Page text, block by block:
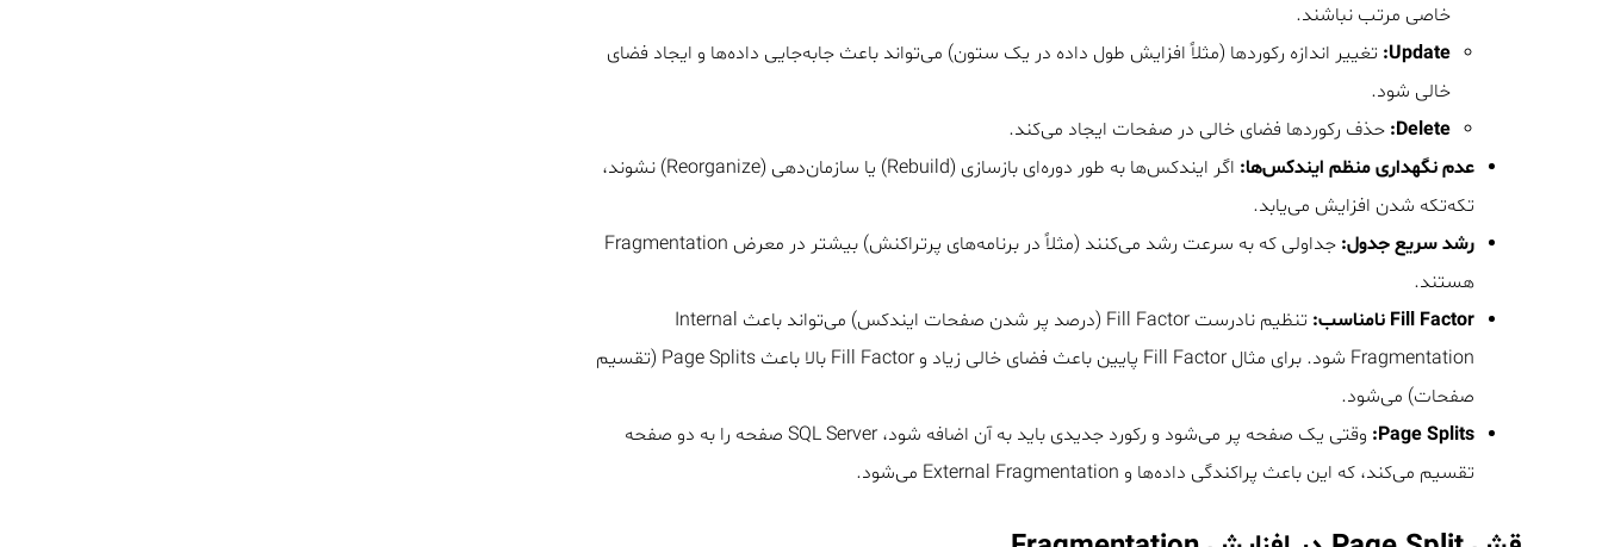
خاصی مرتب نباشند.
Update: تغییر اندازه رکوردها (مثلاً افزایش طول داده در یک ستون) می‌تواند باعث جابه‌جایی داده‌ها و ایجاد فضای
خالی شود.
Delete: حذف رکوردها فضای خالی در صفحات ایجاد می‌کند.
عدم نگهداری منظم ایندکس‌ها:
اگر ایندکس‌ها به طور دوره‌ای بازسازی (Rebuild) یا سازمان‌دهی (Reorganize) نشوند،
تکه‌تکه شدن افزایش می‌یابد.
رشد سریع جدول:
جداولی که به سرعت رشد می‌کنند (مثلاً در برنامه‌های پرتراکنش) بیشتر در معرض Fragmentation
هستند.
Fill Factor نامناسب:
تنظیم نادرست Fill Factor (درصد پر شدن صفحات ایندکس) می‌تواند باعث Internal
Fragmentation شود. برای مثال Fill Factor پایین باعث فضای خالی زیاد و Fill Factor بالا باعث Page Splits (تقسیم
صفحات) می‌شود.
Page Splits:
وقتی یک صفحه پر می‌شود و رکورد جدیدی باید به آن اضافه شود، SQL Server صفحه را به دو صفحه
تقسیم می‌کند، که این باعث پراکندگی داده‌ها و External Fragmentation می‌شود.